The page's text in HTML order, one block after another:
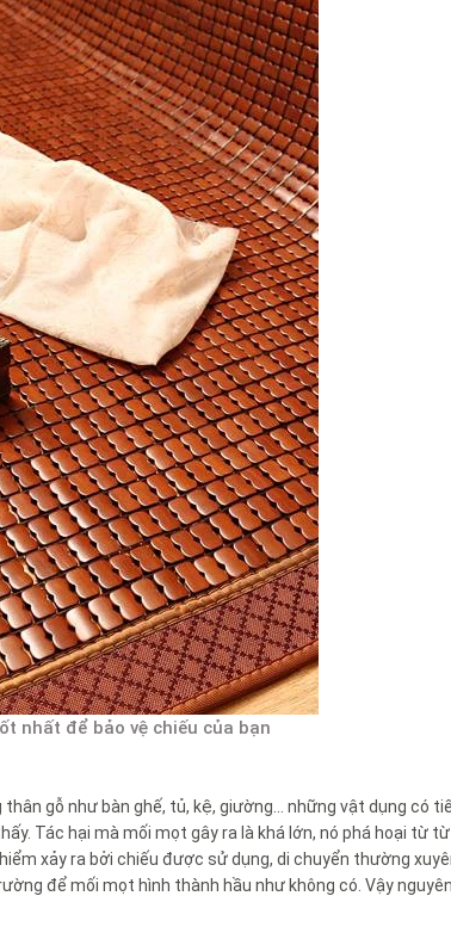
nhất để bảo vệ chiếu của bạn
gỗ như bàn ghế, tủ, kệ, giường… những vật dụng có
Tác hại mà mối mọt gây ra là khá lớn, nó phá hoại từ
xảy ra bởi chiếu được sử dụng, di chuyển thường
để mối mọt hình thành hầu như không có. Vậy nguyên